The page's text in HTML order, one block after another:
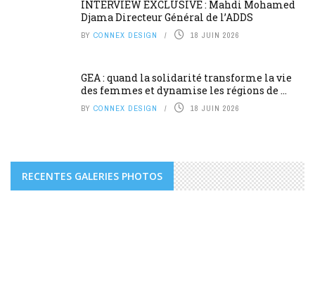
INTERVIEW EXCLUSIVE : Mahdi Mohamed
Djama Directeur Général de l’ADDS
BY CONNEX DESIGN 18 JUIN 2026
GEA : quand la solidarité transforme la vie
des femmes et dynamise les régions de ...
BY CONNEX DESIGN 18 JUIN 2026
RECENTES GALERIES PHOTOS